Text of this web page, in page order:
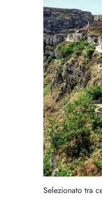
Selezionato tra